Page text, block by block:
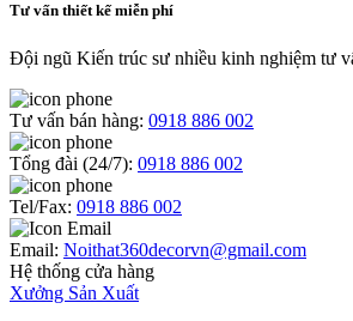
Tư vấn thiết kế miễn phí
Đội ngũ Kiến trúc sư nhiều kinh nghiệm tư
Tư vấn bán hàng: 0918 886 002
Tổng đài (24/7): 0918 886 002
Tel/Fax: 0918 886 002
Email: Noithat360decorvn@gmail.com
Hệ thống cửa hàng
Xưởng Sản Xuất